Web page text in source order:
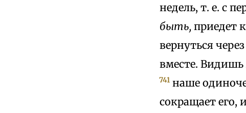
недель, т. е. с
быть, приедет
вернуться
вместе. Видишь
741наше
сокращает его,